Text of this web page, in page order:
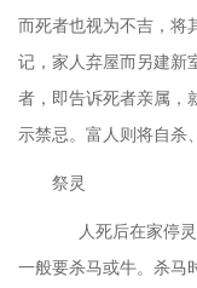
而死者也视为不吉，将
记，家人弃屋而另建新
者，即告诉死者亲属，
示禁忌。富人则将自杀
祭灵
人死后在家停
一般要杀马或牛。杀马